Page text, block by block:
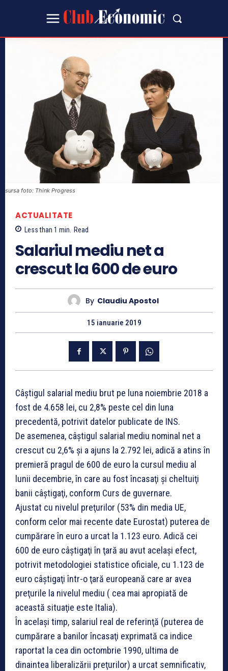
sursa foto: Think Progress
ACTUALITATE
Less than 1 min. Read
Salariul mediu net a
crescut la 600 de euro
By Claudiu Apostol
15 ianuarie 2019
Câștigul salarial mediu brut pe luna noiembrie 2018 a
fost de 4.658 lei, cu 2,8% peste cel din luna
precedentă, potrivit datelor publicate de INS.
De asemenea, câştigul salarial mediu nominal net a
crescut cu 2,6% şi a ajuns la 2.792 lei, adică a atins în
premieră pragul de 600 de euro la cursul mediu al
lunii decembrie, în care au fost încasaţi şi cheltuiţi
banii câştigaţi, conform Curs de guvernare.
Ajustat cu nivelul preţurilor (53% din media UE,
conform celor mai recente date Eurostat) puterea de
cumpărare în euro a urcat la 1.123 euro. Adică cei
600 de euro câştigaţi în ţară au avut acelaşi efect,
potrivit metodologiei statistice oficiale, cu 1.123 de
euro câştigaţi într-o ţară europeană care ar avea
preţurile la nivelul mediu ( cea mai apropiată de
această situaţie este Italia).
În același timp, salariul real de referinţă (puterea de
cumpărare a banilor încasaţi exprimată ca indice
raportat la cea din octombrie 1990, ultima de
dinaintea liberalizării preţurilor) a urcat semnificativ,